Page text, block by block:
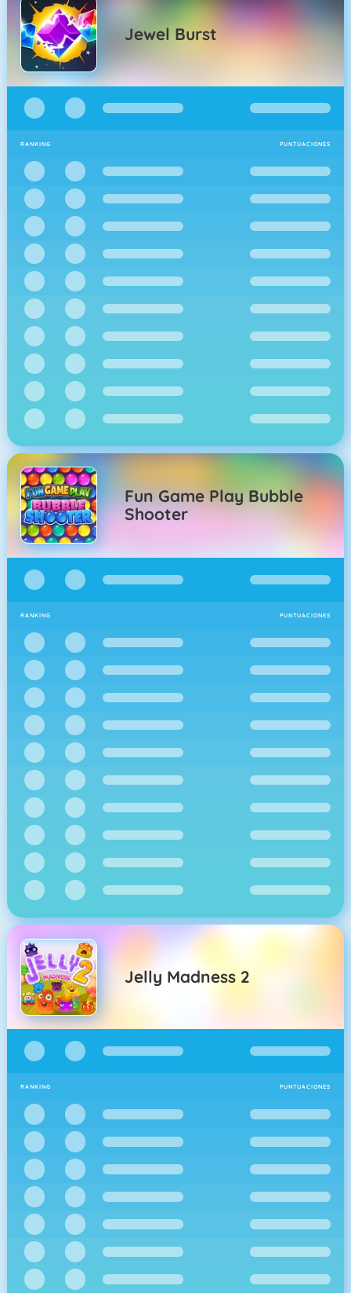
Jewel Burst
RANKING PUNTUACIONES
Fun Game Play Bubble
Shooter
RANKING PUNTUACIONES
Jelly Madness 2
RANKING PUNTUACIONES